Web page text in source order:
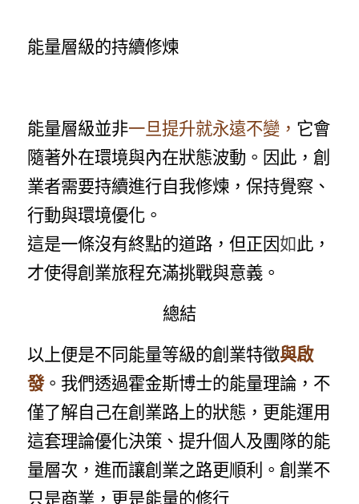
能量層級的持續修煉
能量層級並非一旦提升就永遠不變， 它會
隨著外在環境與內在狀態波動。因此，創
業者需要持續進行自我修煉，保持覺察、
行動與環境優化。
這是一條沒有終點的道路，但正因如此，
才使得創業旅程充滿挑戰與意義。
總結
以上便是不同能量等級的創業特徵與啟
發。我們透過霍金斯博士的能量理論，不
僅了解自己在創業路上的狀態，更能運用
這套理論優化決策、提升個人及團隊的能
量層次，進而讓創業之路更順利。創業不
只是商業，更是能量的修行